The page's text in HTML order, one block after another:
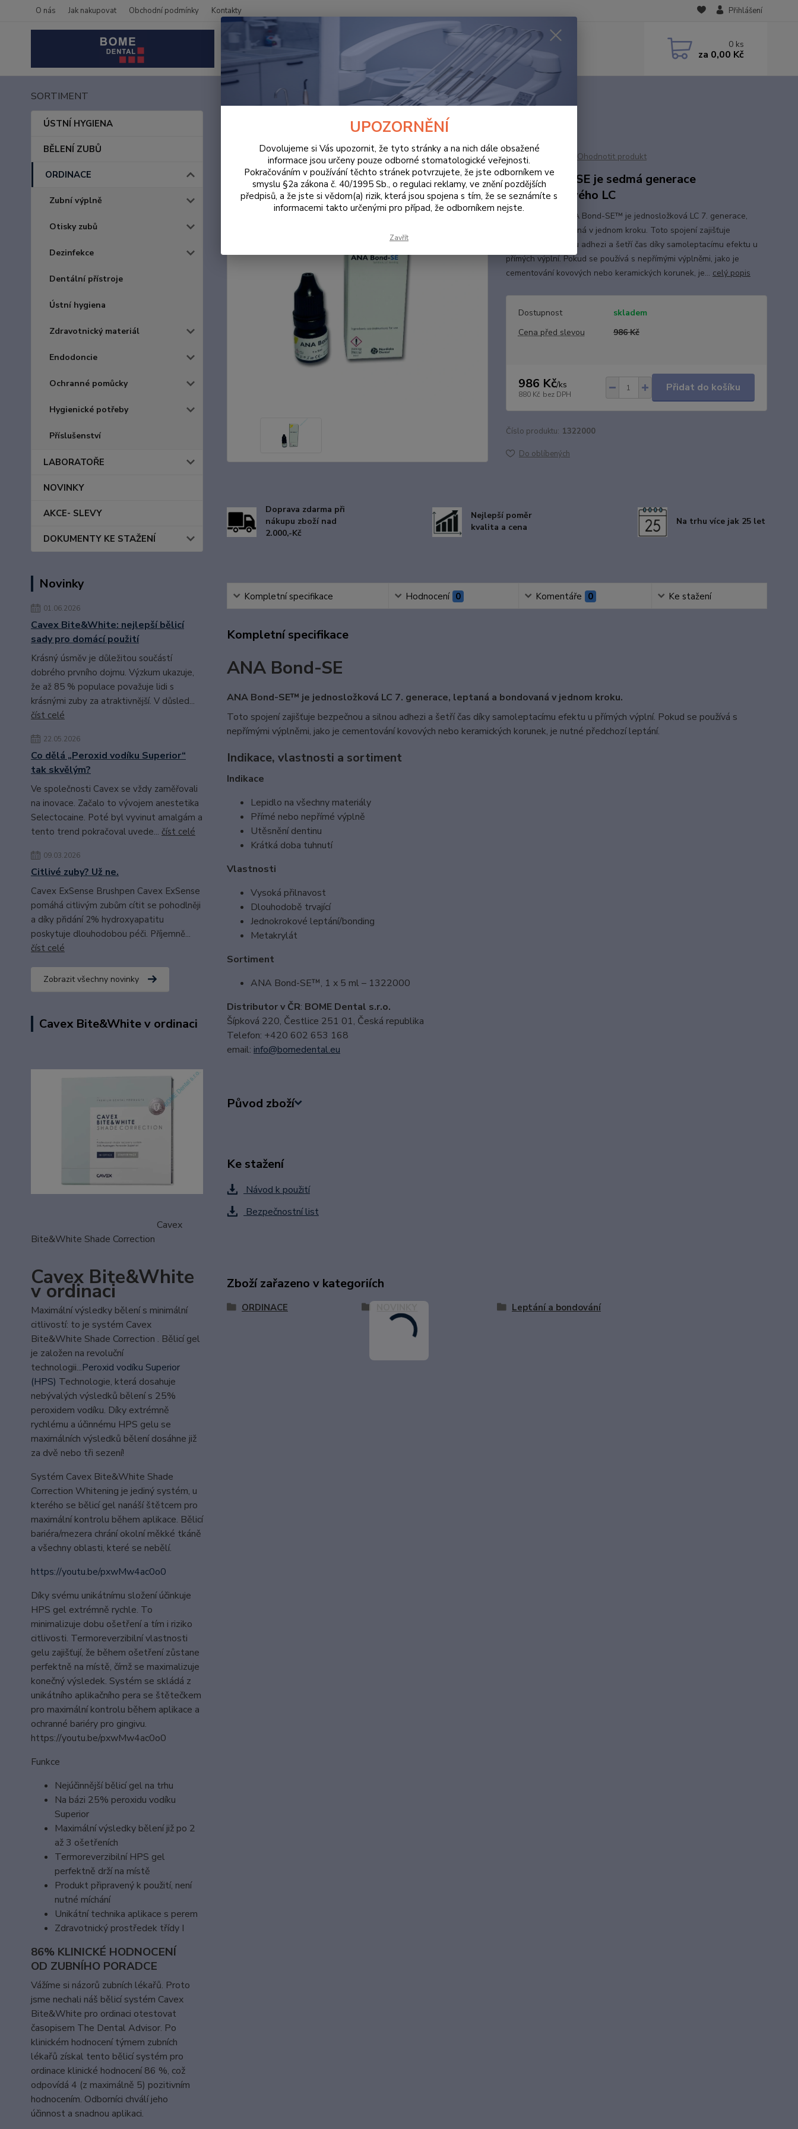
O nás Jak nakupovat Obchodní podmínky Kontakty Přihlášení
0 ks
za 0,00 Kč
SORTIMENT
ÚSTNÍ HYGIENA
BĚLENÍ ZUBŮ
ORDINACE
Zubní výplně
Otisky zubů
Dezinfekce
Dentální přístroje
Ústní hygiena
Zdravotnický materiál
Endodoncie
Ochranné pomůcky
Hygienické potřeby
Příslušenství
LABORATOŘE
NOVINKY
AKCE- SLEVY
DOKUMENTY KE STAŽENÍ
Novinky
01.06.2026
Cavex Bite&White: nejlepší bělicí
sady pro domácí použití
Krásný úsměv je důležitou součástí
dobrého prvního dojmu. Výzkum ukazuje,
že až 85 % populace považuje lidi s
krásnými zuby za atraktivnější. V důsled...
číst celé
22.05.2026
Co dělá „Peroxid vodíku Superior“
tak skvělým?
Ve společnosti Cavex se vždy zaměřovali
na inovace. Začalo to vývojem anestetika
Selectocaine. Poté byl vyvinut amalgám a
tento trend pokračoval uvede... číst celé
09.03.2026
Citlivé zuby? Už ne.
Cavex ExSense Brushpen Cavex ExSense
pomáhá citlivým zubům cítit se pohodlněji
a díky přidání 2% hydroxyapatitu
poskytuje dlouhodobou péči. Příjemně...
číst celé
Zobrazit všechny novinky
Cavex Bite&White v ordinaci
Cavex
Bite&White Shade Correction
Cavex Bite&White
v ordinaci
Maximální výsledky bělení s minimální
citlivostí: to je systém Cavex
Bite&White Shade Correction . Bělicí gel
je založen na revoluční
technologii...Peroxid vodíku Superior
(HPS) Technologie, která dosahuje
nebývalých výsledků bělení s 25%
peroxidem vodíku. Díky extrémně
rychlému a účinnému HPS gelu se
maximálních výsledků bělení dosáhne již
za dvě nebo tři sezení!
Systém Cavex Bite&White Shade
Correction Whitening je jediný systém, u
kterého se bělicí gel nanáší štětcem pro
maximální kontrolu během aplikace. Bělicí
bariéra/mezera chrání okolní měkké tkáně
a všechny oblasti, které se nebělí.
https://youtu.be/pxwMw4ac0o0
Díky svému unikátnímu složení účinkuje
HPS gel extrémně rychle. To
minimalizuje dobu ošetření a tím i riziko
citlivosti. Termoreverzibilní vlastnosti
gelu zajišťují, že během ošetření zůstane
perfektně na místě, čímž se maximalizuje
konečný výsledek. Systém se skládá z
unikátního aplikačního pera se štětečkem
pro maximální kontrolu během aplikace a
ochranné bariéry pro gingivu.
https://youtu.be/pxwMw4ac0o0
Funkce
Nejúčinnější bělicí gel na trhu
Na bázi 25% peroxidu vodíku
Superior
Maximální výsledky bělení již po 2
až 3 ošetřeních
Termoreverzibilní HPS gel
perfektně drží na místě
Produkt připravený k použití, není
nutné míchání
Unikátní technika aplikace s perem
Zdravotnický prostředek třídy I
86% KLINICKÉ HODNOCENÍ
OD ZUBNÍHO PORADCE
Vážíme si názorů zubních lékařů. Proto
jsme nechali náš bělicí systém Cavex
Bite&White pro ordinaci otestovat
časopisem The Dental Advisor. Po
klinickém hodnocení týmem zubních
lékařů získal tento bělicí systém pro
ordinace klinické hodnocení 86 %, což
odpovídá 4 (z maximálně 5) pozitivním
hodnocením. Odborníci chválí jeho
účinnost a snadnou aplikaci.
ORDINACE
Ohodnotit produkt
ANA Bond - SE je sedmá generace
jednosložkového LC
ANA Bond-SE ANA Bond-SE™ je jednosložková LC 7. generace,
leptaná a bondovaná v jednom kroku. Toto spojení zajišťuje
bezpečnou a silnou adhezi a šetří čas díky samoleptacímu efektu u
přímých výplní. Pokud se používá s nepřímými výplněmi, jako je
cementování kovových nebo keramických korunek, je... celý popis
Dostupnost
skladem
Cena před slevou
986 Kč
986 Kč/ks
880 Kč bez DPH
Přidat do košíku
Číslo produktu: 1322000
Do oblíbených
Doprava zdarma při
nákupu zboží nad
2.000,-Kč
Nejlepší poměr
kvalita a cena
Na trhu více jak 25 let
Kompletní specifikace Hodnocení 0 Komentáře 0 Ke stažení
Kompletní specifikace
ANA Bond-SE
ANA Bond-SE™ je jednosložková LC 7. generace, leptaná a bondovaná v jednom kroku.
Toto spojení zajišťuje bezpečnou a silnou adhezi a šetří čas díky samoleptacímu efektu u přímých výplní. Pokud se používá s
nepřímými výplněmi, jako je cementování kovových nebo keramických korunek, je nutné předchozí leptání.
Indikace, vlastnosti a sortiment
Indikace
Lepidlo na všechny materiály
Přímé nebo nepřímé výplně
Utěsnění dentinu
Krátká doba tuhnutí
Vlastnosti
Vysoká přilnavost
Dlouhodobě trvající
Jednokrokové leptání/bonding
Metakrylát
Sortiment
ANA Bond-SE™, 1 x 5 ml – 1322000
Distributor v ČR: BOME Dental s.r.o.
Šípková 220, Čestlice 251 01, Česká republika
Telefon: +420 602 653 168
email: info@bomedental.eu
Původ zboží
Ke stažení
Návod k použití
Bezpečnostní list
Zboží zařazeno v kategoriích
ORDINACE Leptání a bondování
UPOZORNĚNÍ
Dovolujeme si Vás upozornit, že tyto stránky a na nich dále obsažené
informace jsou určeny pouze odborné stomatologické veřejnosti.
Pokračováním v používání těchto stránek potvrzujete, že jste odborníkem ve
smyslu §2a zákona č. 40/1995 Sb., o regulaci reklamy, ve znění pozdějších
předpisů, a že jste si vědom(a) rizik, která jsou spojena s tím, že se seznámíte s
informacemi takto určenými pro případ, že odborníkem nejste.
Zavřít